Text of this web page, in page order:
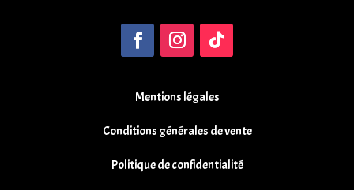
Mentions légales
Conditions générales de vente
Politique de confidentialité